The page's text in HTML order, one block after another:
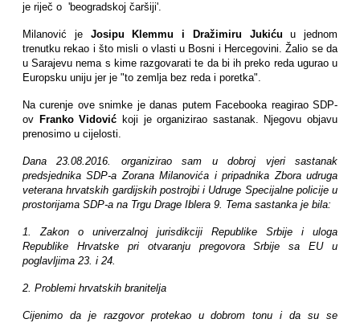
je riječ o 'beogradskoj čaršiji'.
Milanović je Josipu Klemmu i Dražimiru Jukiću u jednom
trenutku rekao i što misli o vlasti u Bosni i Hercegovini. Žalio se da
u Sarajevu nema s kime razgovarati te da bi ih preko reda ugurao u
Europsku uniju jer je "to zemlja bez reda i poretka".
Na curenje ove snimke je danas putem Facebooka reagirao SDP-
ov Franko Vidović koji je organizirao sastanak. Njegovu objavu
prenosimo u cijelosti.
Dana 23.08.2016. organizirao sam u dobroj vjeri sastanak
predsjednika SDP-a Zorana Milanovića i pripadnika Zbora udruga
veterana hrvatskih gardijskih postrojbi i Udruge Specijalne policije u
prostorijama SDP-a na Trgu Drage Iblera 9. Tema sastanka je bila:
1. Zakon o univerzalnoj jurisdikciji Republike Srbije i uloga
Republike Hrvatske pri otvaranju pregovora Srbije sa EU u
poglavljima 23. i 24.
2. Problemi hrvatskih branitelja
Cijenimo da je razgovor protekao u dobrom tonu i da su se